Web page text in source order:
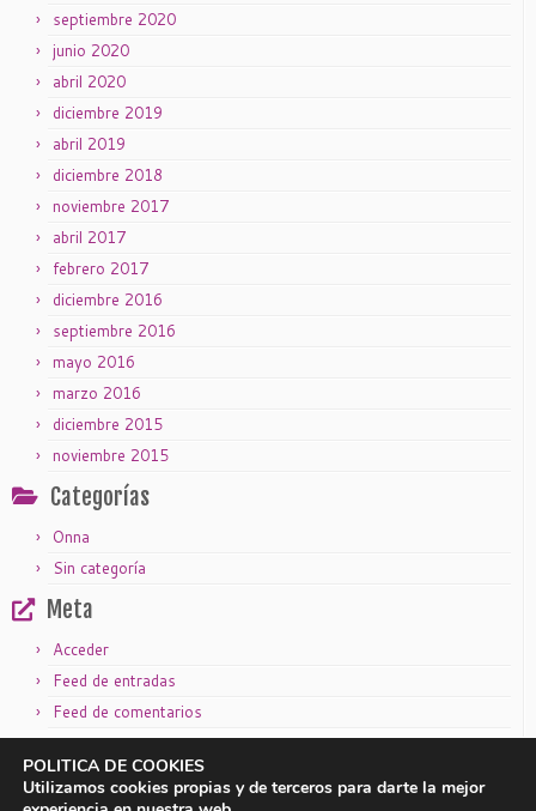
septiembre 2020
junio 2020
abril 2020
diciembre 2019
abril 2019
diciembre 2018
noviembre 2017
abril 2017
febrero 2017
diciembre 2016
septiembre 2016
mayo 2016
marzo 2016
diciembre 2015
noviembre 2015
Categorías
Onna
Sin categoría
Meta
Acceder
Feed de entradas
Feed de comentarios
WordPress.org
POLITICA DE COOKIES
Utilizamos cookies propias y de terceros para darte la mejor